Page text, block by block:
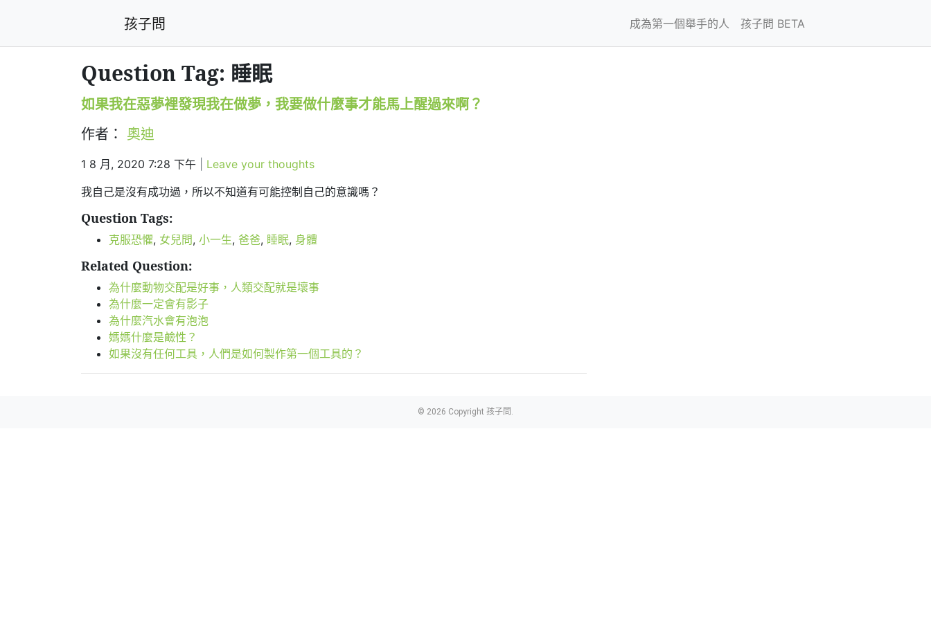
孩子問 成為第一個舉手的人 孩子問 BETA
Question Tag: 睡眠
如果我在惡夢裡發現我在做夢，我要做什麼事才能馬上醒過來啊？
作者： 奧迪
1 8 月, 2020 7:28 下午
Leave your thoughts
我自己是沒有成功過，所以不知道有可能控制自己的意識嗎？
Question Tags:
克服恐懼, 女兒問, 小一生, 爸爸, 睡眠, 身體
Related Question:
為什麼動物交配是好事，人類交配就是壞事
為什麼一定會有影子
為什麼汽水會有泡泡
媽媽什麼是鹼性？
如果沒有任何工具，人們是如何製作第一個工具的？
© 2026 Copyright 孩子問.